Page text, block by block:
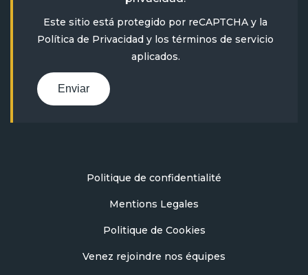
Este sitio está protegido por reCAPTCHA y la
Política de Privacidad y los términos de servicio
aplicados.
Enviar
Politique de confidentialité
Mentions Legales
Politique de Cookies
Venez rejoindre nos équipes